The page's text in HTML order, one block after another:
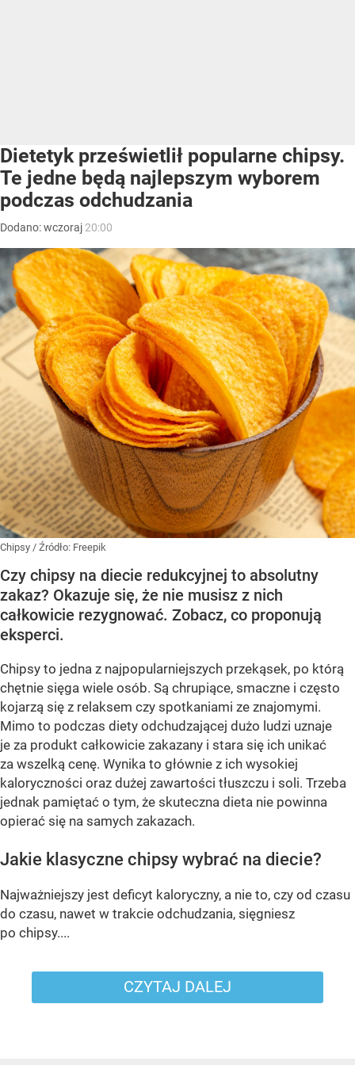
Dietetyk prześwietlił popularne chipsy.
Te jedne będą najlepszym wyborem
podczas odchudzania
Dodano:wczoraj 20:00
Chipsy / Źródło: Freepik
Czy chipsy na diecie redukcyjnej to absolutny
zakaz? Okazuje się, że nie musisz z nich
całkowicie rezygnować. Zobacz, co proponują
eksperci.
Chipsy to jedna z najpopularniejszych przekąsek, po którą
chętnie sięga wiele osób. Są chrupiące, smaczne i często
kojarzą się z relaksem czy spotkaniami ze znajomymi.
Mimo to podczas diety odchudzającej dużo ludzi uznaje
je za produkt całkowicie zakazany i stara się ich unikać
za wszelką cenę. Wynika to głównie z ich wysokiej
kaloryczności oraz dużej zawartości tłuszczu i soli. Trzeba
jednak pamiętać o tym, że skuteczna dieta nie powinna
opierać się na samych zakazach.
Jakie klasyczne chipsy wybrać na diecie?
Najważniejszy jest deficyt kaloryczny, a nie to, czy od czasu
do czasu, nawet w trakcie odchudzania, sięgniesz
po chipsy....
CZYTAJ DALEJ